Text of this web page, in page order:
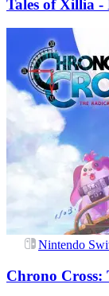
Tales of Xillia -
Nintendo
Chrono Cross: